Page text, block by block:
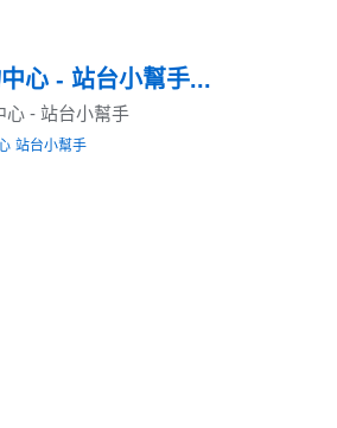
心 - 站台小幫手...
心 - 站台小幫手
站台小幫手